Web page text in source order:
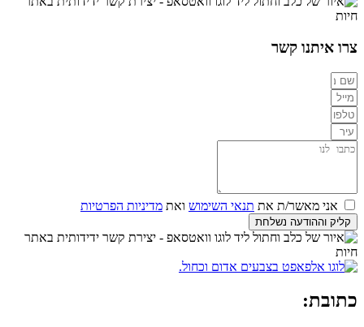
צרו איתנו קשר
אני מאשר/ת את תנאי השימוש ואת מדיניות הפרטיות
קליק וההודעה נשלחת
כתובת: